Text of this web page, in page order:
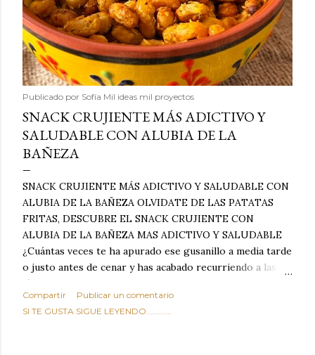
Publicado por Sofía Mil ideas mil proyectos
SNACK CRUJIENTE MÁS ADICTIVO Y
SALUDABLE CON ALUBIA DE LA
BAÑEZA
SNACK CRUJIENTE MÁS ADICTIVO Y SALUDABLE CON
ALUBIA DE LA BAÑEZA OLVIDATE DE LAS PATATAS
FRITAS, DESCUBRE EL SNACK CRUJIENTE CON
ALUBIA DE LA BAÑEZA MAS ADICTIVO Y SALUDABLE
¿Cuántas veces te ha apurado ese gusanillo a media tarde
o justo antes de cenar y has acabado recurriendo a las
típicas patatas de bolsa, frutos secos fritos o snacks
ultraprocesados llenos de grasas saturadas y sodio?
Todos hemos estado ahí. Sin embargo, cuidarse no tiene
Compartir
Publicar un comentario
SI TE GUSTA SIGUE LEYENDO............